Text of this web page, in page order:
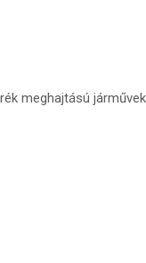
meghajtású